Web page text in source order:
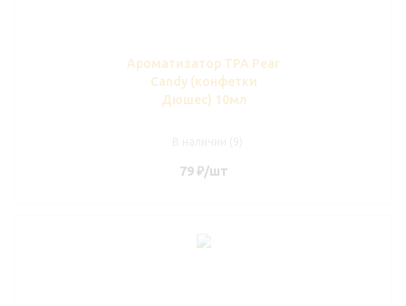
Ароматизатор TPA Pear
Candy (конфетки
Дюшес) 10мл
79₽/шт